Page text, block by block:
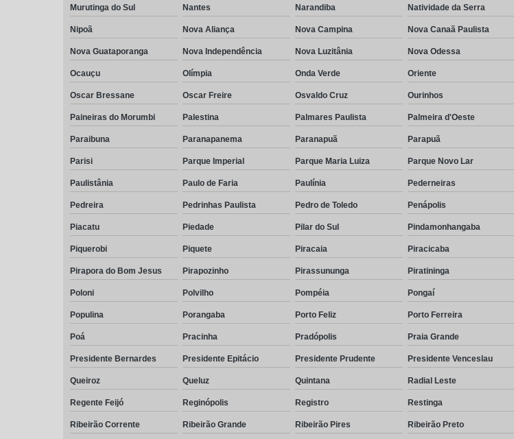
Murutinga do Sul Nantes Narandiba Natividade da Serra
Nipoã Nova Aliança Nova Campina Nova Canaã Paulista
Nova Guataporanga Nova Independência Nova Luzitânia Nova Odessa
Ocauçu Olímpia Onda Verde Oriente
Oscar Bressane Oscar Freire Osvaldo Cruz Ourinhos
Paineiras do Morumbi Palestina Palmares Paulista Palmeira d'Oeste
Paraibuna Paranapanema Paranapuã Parapuã
Parisi Parque Imperial Parque Maria Luiza Parque Novo Lar
Paulistânia Paulo de Faria Paulínia Pederneiras
Pedreira Pedrinhas Paulista Pedro de Toledo Penápolis
Piacatu Piedade Pilar do Sul Pindamonhangaba
Piquerobi Piquete Piracaia Piracicaba
Pirapora do Bom Jesus Pirapozinho Pirassununga Piratininga
Poloni Polvilho Pompéia Pongaí
Populina Porangaba Porto Feliz Porto Ferreira
Poá Pracinha Pradópolis Praia Grande
Presidente Bernardes Presidente Epitácio Presidente Prudente Presidente Venceslau
Queiroz Queluz Quintana Radial Leste
Regente Feijó Reginópolis Registro Restinga
Ribeirão Corrente Ribeirão Grande Ribeirão Pires Ribeirão Preto